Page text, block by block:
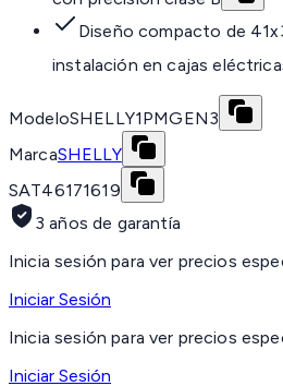
Diseño compacto de
instalación en cajas
ModeloSHELLY1PMGEN3
MarcaSHELLY
SAT46171619
3 años de garantía
Inicia sesión para ver precios
Iniciar Sesión
Inicia sesión para ver precios
Iniciar Sesión